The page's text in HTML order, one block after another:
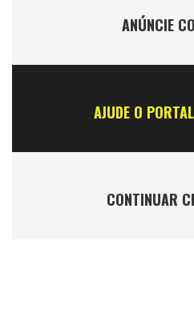
ANÚNCIE
AJUDE O
CONTINUAR